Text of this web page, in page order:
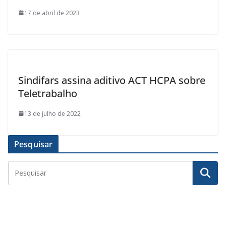
17 de abril de 2023
Sindifars assina aditivo ACT HCPA sobre
Teletrabalho
13 de julho de 2022
Pesquisar